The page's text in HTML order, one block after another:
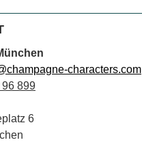
characters.com
899
6